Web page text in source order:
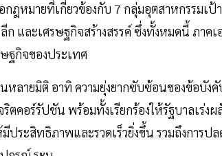
กฎหมายที่เกี่ยวข้องกับ 7 กลุ่มอุตสาหกรรมเ
และเศรษฐกิจสร้างสรรค์ ซึ่งทั้งหมดนี้ ภา
ฐกิจของประเทศ
ลายมิติ อาทิ ความยุ่งยากซับซ้อนของข้อบัง
อร์รัปชัน พร้อมทั้งเรียกร้องให้รัฐบาลเร่งผ
ประสิทธิภาพและรวดเร็วยิ่งขึ้น รวมถึงการ